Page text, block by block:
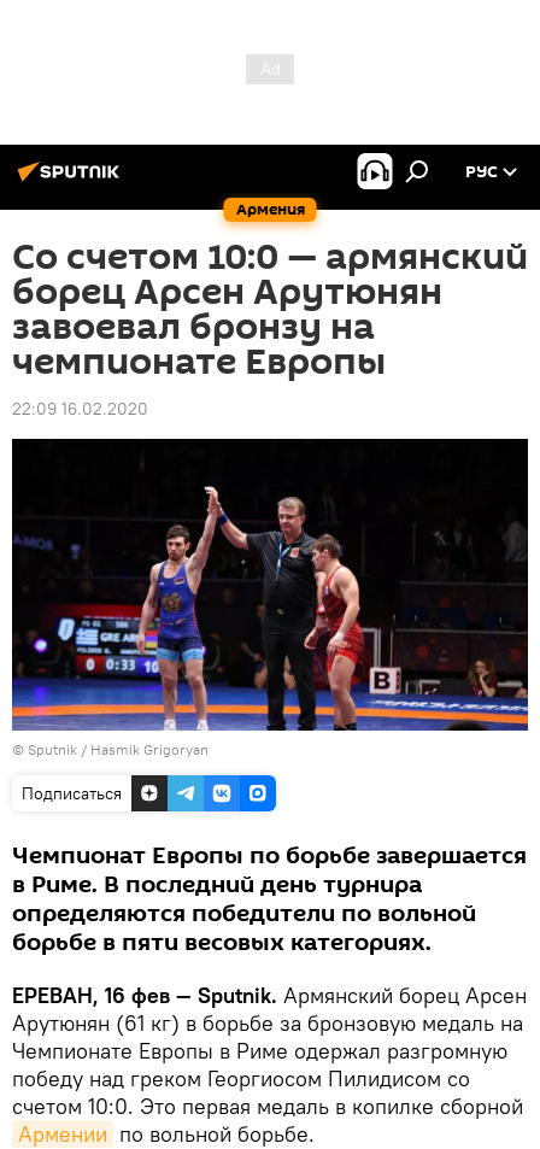
Армения
РУС
Со счетом 10:0 — армянский
борец Арсен Арутюнян
завоевал бронзу на
чемпионате Европы
22:09 16.02.2020
© Sputnik / Hasmik Grigoryan
Подписаться
Чемпионат Европы по борьбе завершается
в Риме. В последний день турнира
определяются победители по вольной
борьбе в пяти весовых категориях.
ЕРЕВАН, 16 фев — Sputnik. Армянский борец Арсен
Арутюнян (61 кг) в борьбе за бронзовую медаль на
Чемпионате Европы в Риме одержал разгромную
победу над греком Георгиосом Пилидисом со
счетом 10:0. Это первая медаль в копилке сборной
Армении по вольной борьбе.